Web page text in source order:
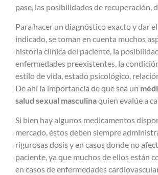
pase, las posibilidades de recuperación,
Para hacer un diagnóstico exacto y dar
indicado, se toman en cuenta muchos
historia clínica del paciente, la
enfermedades preexistentes, la
estilo de vida, estado psicológico,
De ahí la importancia de que sea un
salud sexual masculinaquien evalúe a
Si bien hay algunos medicamentos
mercado, éstos deben siempre
rigurosas dosis y en casos donde no
paciente, ya que muchos de ellos están
en casos de enfermedades